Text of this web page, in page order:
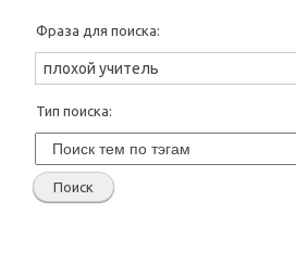
Фраза для поиска:
Тип поиска: